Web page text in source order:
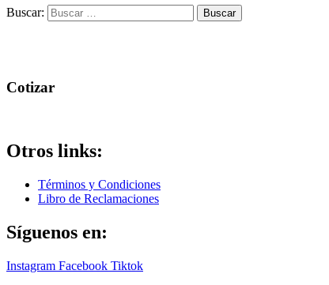
Buscar:
Cotizar
Otros links:
Términos y Condiciones
Libro de Reclamaciones
Síguenos en:
Instagram Facebook Tiktok